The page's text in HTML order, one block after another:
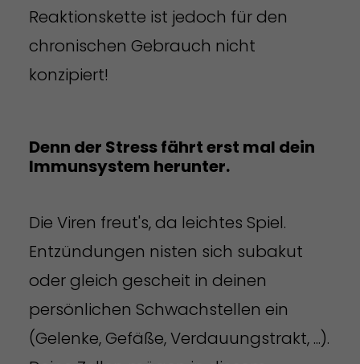
Reaktionskette ist jedoch für den
chronischen Gebrauch nicht
konzipiert!
Denn der Stress fährt erst mal dein
Immunsystem herunter.
Die Viren freut's, da leichtes Spiel.
Entzündungen nisten sich subakut
oder gleich gescheit in deinen
persönlichen Schwachstellen ein
(Gelenke, Gefäße, Verdauungstrakt, ...).